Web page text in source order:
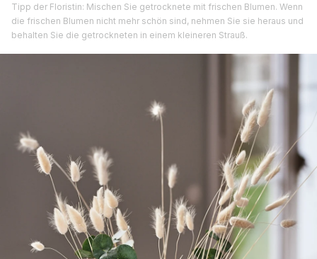
Tipp der Floristin: Mischen Sie getrocknete mit frischen Blumen. Wenn
die frischen Blumen nicht mehr schön sind, nehmen Sie sie heraus und
behalten Sie die getrockneten in einem kleineren Strauß.